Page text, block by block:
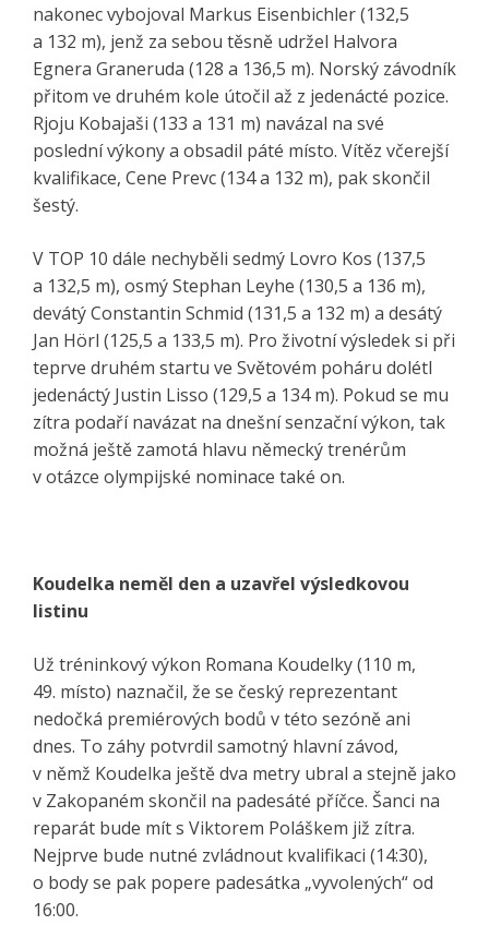
nakonec vybojoval Markus Eisenbichler (132,5
a 132 m), jenž za sebou těsně udržel Halvora
Egnera Graneruda (128 a 136,5 m). Norský závodník
přitom ve druhém kole útočil až z jedenácté pozice.
Rjoju Kobajaši (133 a 131 m) navázal na své
poslední výkony a obsadil páté místo. Vítěz včerejší
kvalifikace, Cene Prevc (134 a 132 m), pak skončil
šestý.
V TOP 10 dále nechyběli sedmý Lovro Kos (137,5
a 132,5 m), osmý Stephan Leyhe (130,5 a 136 m),
devátý Constantin Schmid (131,5 a 132 m) a desátý
Jan Hörl (125,5 a 133,5 m). Pro životní výsledek si při
teprve druhém startu ve Světovém poháru dolétl
jedenáctý Justin Lisso (129,5 a 134 m). Pokud se mu
zítra podaří navázat na dnešní senzační výkon, tak
možná ještě zamotá hlavu německý trenérům
v otázce olympijské nominace také on.
Koudelka neměl den a uzavřel výsledkovou
listinu
Už tréninkový výkon Romana Koudelky (110 m,
49. místo) naznačil, že se český reprezentant
nedočká premiérových bodů v této sezóně ani
dnes. To záhy potvrdil samotný hlavní závod,
v němž Koudelka ještě dva metry ubral a stejně jako
v Zakopaném skončil na padesáté příčce. Šanci na
reparát bude mít s Viktorem Poláškem již zítra.
Nejprve bude nutné zvládnout kvalifikaci (14:30),
o body se pak popere padesátka „vyvolených“ od
16:00.